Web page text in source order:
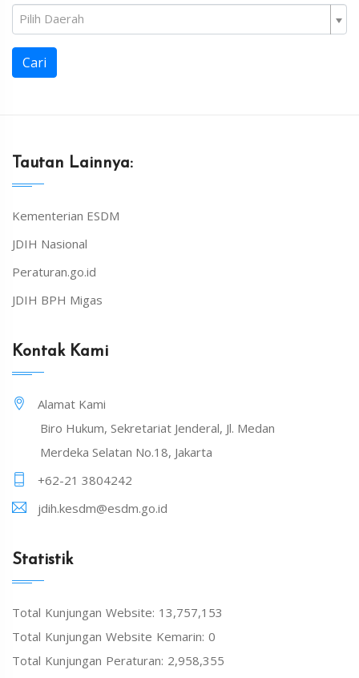
Pilih Daerah
Cari
Tautan Lainnya:
Kementerian ESDM
JDIH Nasional
Peraturan.go.id
JDIH BPH Migas
Kontak Kami
Alamat Kami
Biro Hukum, Sekretariat Jenderal, Jl. Medan
Merdeka Selatan No.18, Jakarta
+62-21 3804242
jdih.kesdm@esdm.go.id
Statistik
Total Kunjungan Website: 13,757,153
Total Kunjungan Website Kemarin: 0
Total Kunjungan Peraturan: 2,958,355